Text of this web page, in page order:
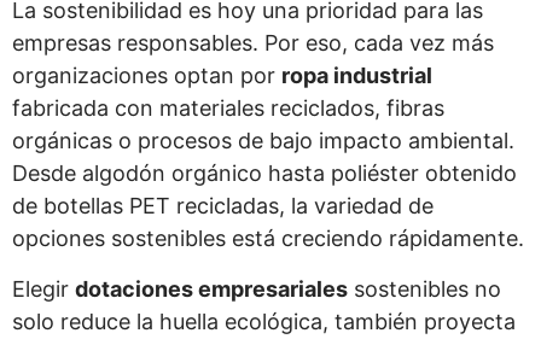
La sostenibilidad es hoy una prioridad para las
empresas responsables. Por eso, cada vez más
organizaciones optan por ropa industrial
fabricada con materiales reciclados, fibras
orgánicas o procesos de bajo impacto ambiental.
Desde algodón orgánico hasta poliéster obtenido
de botellas PET recicladas, la variedad de
opciones sostenibles está creciendo rápidamente.
Elegir dotaciones empresariales sostenibles no
solo reduce la huella ecológica, también proyecta